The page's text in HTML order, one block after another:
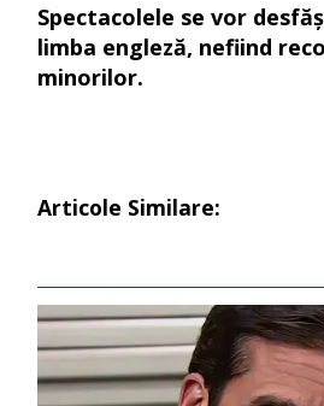
Spectacolele se vor
limba engleză, nefiind
minorilor.
Articole Similare: